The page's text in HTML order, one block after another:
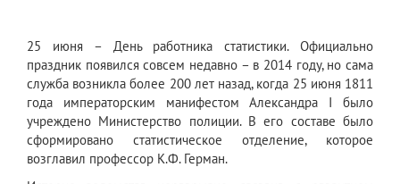
25 июня – День работника статистики. Официально
праздник появился совсем недавно – в 2014 году, но сама
служба возникла более 200 лет назад, когда 25 июня 1811
года императорским манифестом Александра I было
учреждено Министерство полиции. В его составе было
сформировано статистическое отделение, которое
возглавил профессор К.Ф. Герман.